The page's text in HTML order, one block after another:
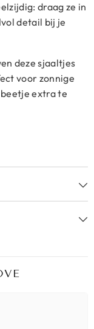
draag ze in
detail bij je
deze sjaaltjes
voor zonnige
extra te